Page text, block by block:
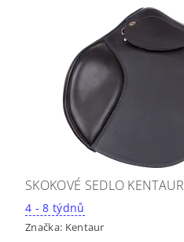
SKOKOVÉ SEDLO
4 - 8 týdnů
Značka: Kentaur